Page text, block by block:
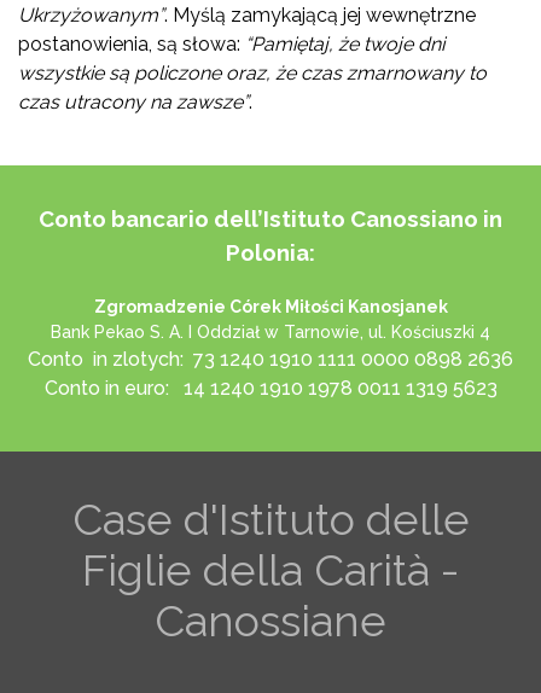
Ukrzyżowanym”. Myślą zamykającą jej wewnętrzne
postanowienia, są słowa: “Pamiętaj, że twoje dni
wszystkie są policzone oraz, że czas zmarnowany to
czas utracony na zawsze”.
Conto bancario dell’Istituto Canossiano in
Polonia:
Zgromadzenie Córek Miłości Kanosjanek
Bank Pekao S. A. I Oddział w Tarnowie, ul. Kościuszki 4
Conto in zlotych: 73 1240 1910 1111 0000 0898 2636
Conto in euro: 14 1240 1910 1978 0011 1319 5623
Case d'Istituto delle
Figlie della Carità -
Canossiane